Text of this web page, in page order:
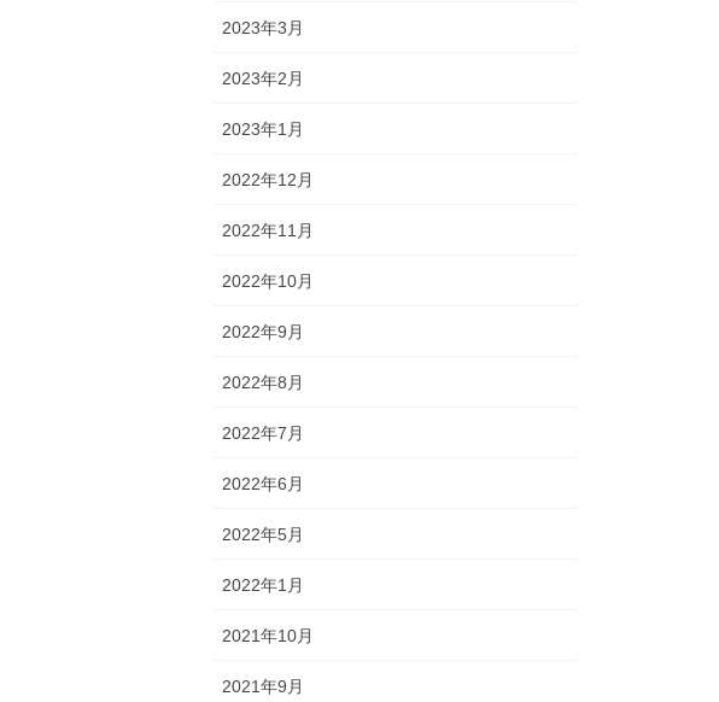
2023年3月
2023年2月
2023年1月
2022年12月
2022年11月
2022年10月
2022年9月
2022年8月
2022年7月
2022年6月
2022年5月
2022年1月
2021年10月
2021年9月